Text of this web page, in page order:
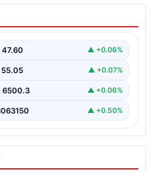
Yolcuyu Şoför
Yetiştirdi
sağlandığı halk otobüslerinde,
47.60 ▲ +0.06%
55.05 ▲ +0.07%
6500.3 ▲ +0.06%
▲ +0.50%